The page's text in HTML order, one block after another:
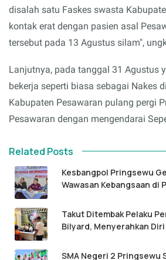
disalah satu Faskes swasta
kontak erat dengan pasien asal
tersebut pada 13 Agustus silam",
Lanjutnya, pada tanggal 31 Agustus
bekerja seperti biasa sebagai Nakes
Kabupaten Pesawaran pulang pergi
Pesawaran dengan mengendarai
Related Posts
Kesbangpol Pringsewu
Wawasan Kebangsaan di
Takut Ditembak Pelaku
Bilyard, Menyerahkan Diri
SMA Negeri 2 Pringsewu